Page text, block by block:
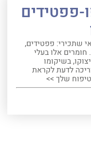
פפטידים
פפטידים,
אלו בעלי
בשיקומו
לדעת לקראת
שלך >>